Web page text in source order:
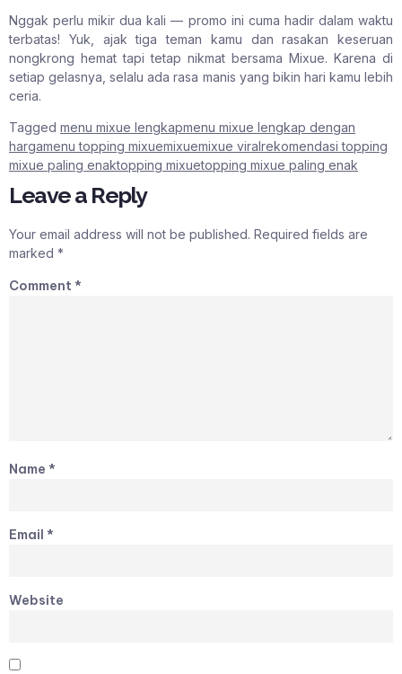
Nggak perlu mikir dua kali — promo ini cuma hadir dalam waktu
terbatas! Yuk, ajak tiga teman kamu dan rasakan keseruan
nongkrong hemat tapi tetap nikmat bersama Mixue. Karena di
setiap gelasnya, selalu ada rasa manis yang bikin hari kamu lebih
ceria.
Tagged menu mixue lengkapmenu mixue lengkap dengan
hargamenu topping mixuemixuemixue viralrekomendasi topping
mixue paling enaktopping mixuetopping mixue paling enak
Leave a Reply
Your email address will not be published. Required fields are
marked *
Comment *
Name *
Email *
Website